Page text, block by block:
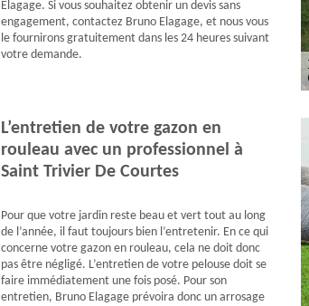
Elagage. Si vous souhaitez obtenir un devis sans
engagement, contactez Bruno Elagage, et nous vous
le fournirons gratuitement dans les 24 heures suivant
votre demande.
L’entretien de votre gazon en
rouleau avec un professionnel à
Saint Trivier De Courtes
Pour que votre jardin reste beau et vert tout au long
de l’année, il faut toujours bien l’entretenir. En ce qui
concerne votre gazon en rouleau, cela ne doit donc
pas être négligé. L’entretien de votre pelouse doit se
faire immédiatement une fois posé. Pour son
entretien, Bruno Elagage prévoira donc un arrosage